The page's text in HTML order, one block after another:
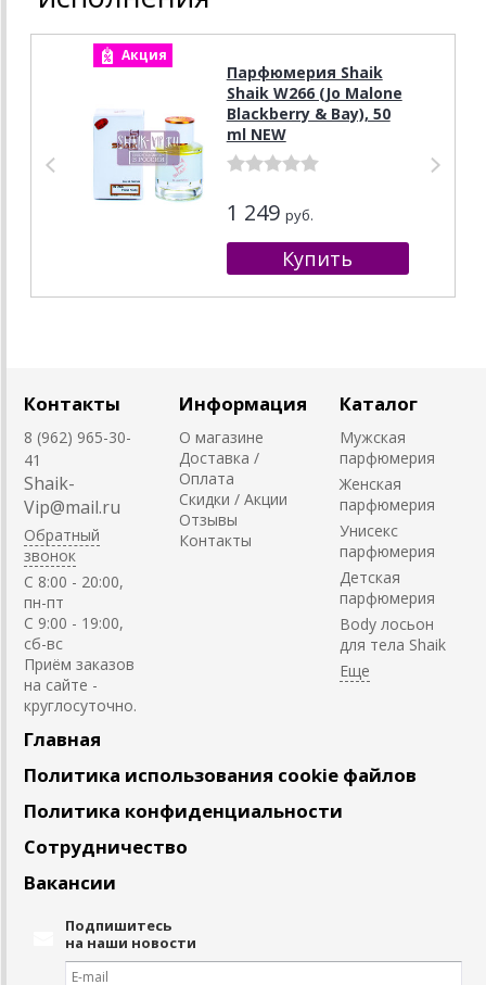
Акция
Парфюмерия Shaik
Shaik W266 (Jo Malone
Blackberry & Bay), 50
ml NEW
1 249 руб.
Контакты
8 (962) 965-30-
41
Shaik-
Vip@mail.ru
Обратный
звонок
C 8:00 - 20:00,
пн-пт
С 9:00 - 19:00,
сб-вс
Приём заказов
на сайте -
круглосуточно.
Информация
О магазине
Доставка /
Оплата
Скидки / Акции
Отзывы
Контакты
Каталог
Мужская
парфюмерия
Женская
парфюмерия
Унисекс
парфюмерия
Детская
парфюмерия
Body лосьон
для тела Shaik
Главная
Политика использования cookie файлов
Политика конфиденциальности
Сотрудничество
Вакансии
Подпишитесь
на наши новости